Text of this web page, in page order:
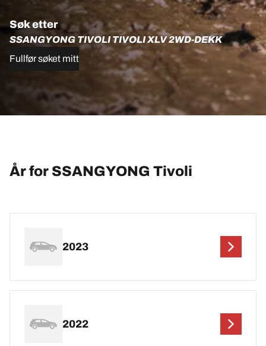
Søk etter
SSANGYONG TIVOLI TIVOLI XLV 2WD-DEKK
Fullfør søket mitt
År for SSANGYONG Tivoli
2023
2022